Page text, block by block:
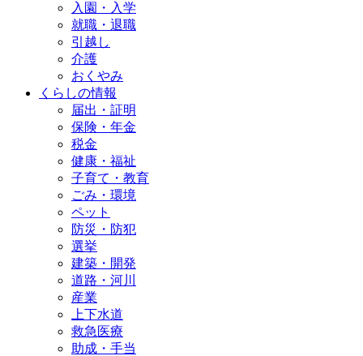
入園・入学
就職・退職
引越し
介護
おくやみ
くらしの情報
届出・証明
保険・年金
税金
健康・福祉
子育て・教育
ごみ・環境
ペット
防災・防犯
選挙
建築・開発
道路・河川
産業
上下水道
救急医療
助成・手当